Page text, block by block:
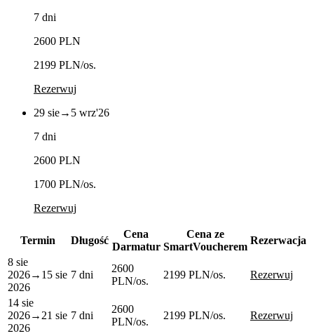
7 dni
2600 PLN
2199 PLN/os.
Rezerwuj
29 sie→ 5 wrz'26
7 dni
2600 PLN
1700 PLN/os.
Rezerwuj
Termin Długość
Cena
Darmatur
Cena ze
SmartVoucherem
Rezerwacja
8 sie
2026→ 15 sie
2026
7 dni
2600
PLN/os.
2199 PLN/os. Rezerwuj
14 sie
2026→ 21 sie
2026
7 dni
2600
PLN/os.
2199 PLN/os. Rezerwuj